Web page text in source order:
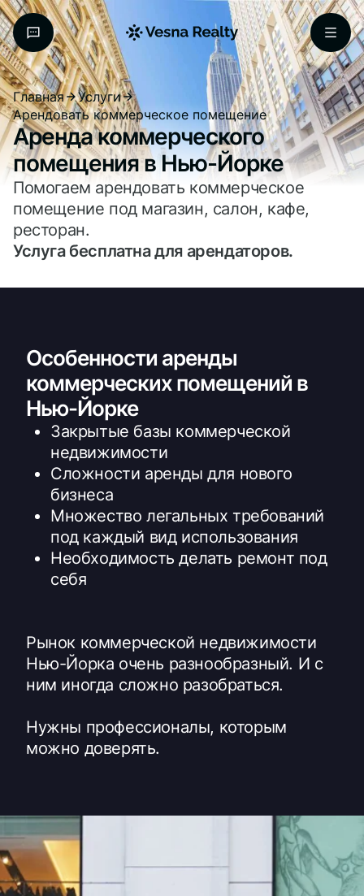
Главная
Услуги
Арендовать коммерческое помещение
Аренда коммерческого
помещения в Нью-Йорке
Помогаем арендовать коммерческое
помещение под магазин, салон, кафе,
ресторан.
Услуга бесплатна для арендаторов.
Особенности аренды
коммерческих помещений в
Нью-Йорке
Закрытые базы коммерческой
недвижимости
Сложности аренды для нового
бизнеса
Множество легальных требований
под каждый вид использования
Необходимость делать ремонт под
себя
Рынок коммерческой недвижимости
Нью-Йорка очень разнообразный. И с
ним иногда сложно разобраться.
Нужны профессионалы, которым
можно доверять.